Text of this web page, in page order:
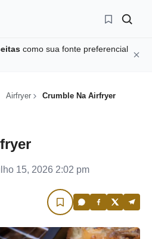
como sua fonte preferencial
Airfryer Crumble Na Airfryer
15, 2026 2:02 pm